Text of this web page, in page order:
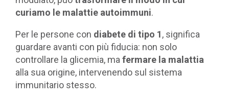
curiamo le malattie autoimmuni.
Per le persone con diabete di tipo 1, significa
guardare avanti con più fiducia: non solo
controllare la glicemia, ma fermare la malattia
alla sua origine, intervenendo sul sistema
immunitario stesso.